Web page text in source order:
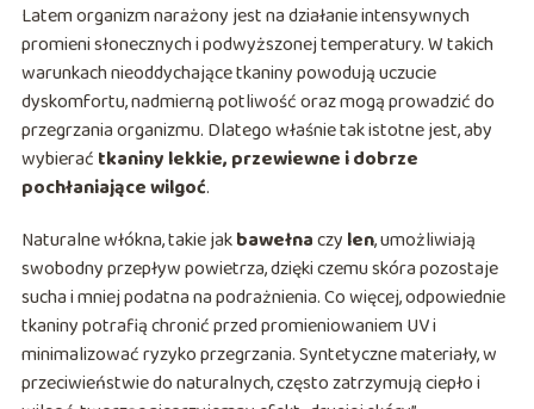
Latem organizm narażony jest na działanie intensywnych
promieni słonecznych i podwyższonej temperatury. W takich
warunkach nieoddychające tkaniny powodują uczucie
dyskomfortu, nadmierną potliwość oraz mogą prowadzić do
przegrzania organizmu. Dlatego właśnie tak istotne jest, aby
wybierać tkaniny lekkie, przewiewne i dobrze
pochłaniające wilgoć.
Naturalne włókna, takie jakbawełnaczy len, umożliwiają
swobodny przepływ powietrza, dzięki czemu skóra pozostaje
sucha i mniej podatna na podrażnienia. Co więcej, odpowiednie
tkaniny potrafią chronić przed promieniowaniem UV i
minimalizować ryzyko przegrzania. Syntetyczne materiały, w
przeciwieństwie do naturalnych, często zatrzymują ciepło i